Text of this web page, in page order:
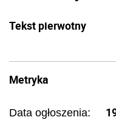
Tekst pierwotny
Metryka
Data ogłoszenia: